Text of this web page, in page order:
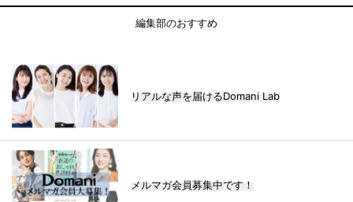
編集部のおすすめ
リアルな声を届けるDomani Lab
メルマガ会員募集中です！